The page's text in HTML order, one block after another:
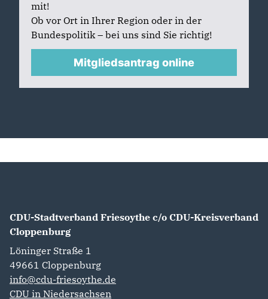
mit!
Ob vor Ort in Ihrer Region oder in der
Bundespolitik – bei uns sind Sie richtig!
Mitgliedsantrag online
CDU-Stadtverband Friesoythe c/o CDU-Kreisverband
Cloppenburg
Löninger Straße 1
49661 Cloppenburg
info@cdu-friesoythe.de
CDU in Niedersachsen